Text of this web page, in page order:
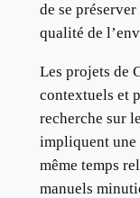
de se
qualité de
Les projets de
contextuels et
recherche sur
impliquent une
même temps
manuels